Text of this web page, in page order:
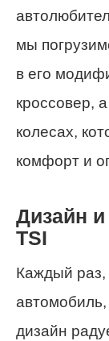
мы
в его
кроссовер,
колесах,
комфорт и
Дизайн и
TSI
Каждый раз,
дизайн